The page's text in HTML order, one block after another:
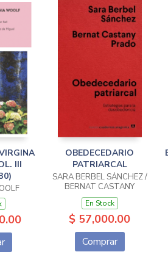
III
OBEDECEDARIO
PATRIARCAL
SARA BERBEL SÁNCHEZ /
BERNAT CASTANY
PRADO
En Stock
$ 57,000.00
Comprar